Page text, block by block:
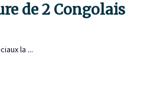
de 2 Congolais
la ...